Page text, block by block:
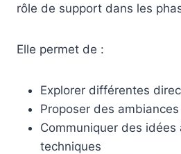
rôle de support dans les
Elle permet de :
Explorer différentes
Proposer des
Communiquer des idées
techniques